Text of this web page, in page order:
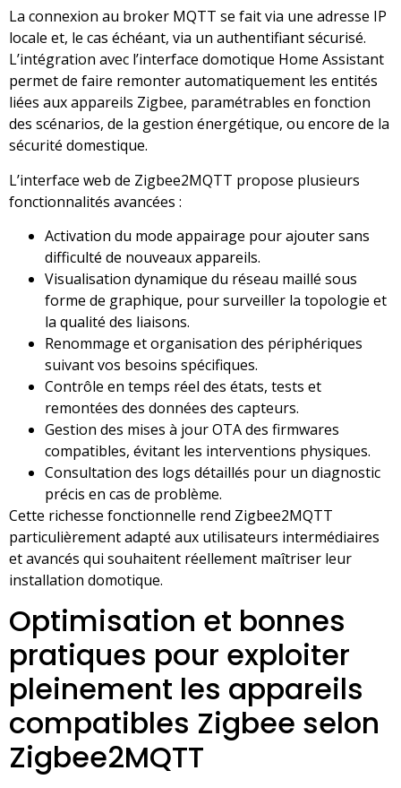
La connexion au broker MQTT se fait via une adresse IP
locale et, le cas échéant, via un authentifiant sécurisé.
L’intégration avec l’interface domotique Home Assistant
permet de faire remonter automatiquement les entités
liées aux appareils Zigbee, paramétrables en fonction
des scénarios, de la gestion énergétique, ou encore de la
sécurité domestique.
L’interface web de Zigbee2MQTT propose plusieurs
fonctionnalités avancées :
Activation du mode appairage pour ajouter sans
difficulté de nouveaux appareils.
Visualisation dynamique du réseau maillé sous
forme de graphique, pour surveiller la topologie et
la qualité des liaisons.
Renommage et organisation des périphériques
suivant vos besoins spécifiques.
Contrôle en temps réel des états, tests et
remontées des données des capteurs.
Gestion des mises à jour OTA des firmwares
compatibles, évitant les interventions physiques.
Consultation des logs détaillés pour un diagnostic
précis en cas de problème.
Cette richesse fonctionnelle rend Zigbee2MQTT
particulièrement adapté aux utilisateurs intermédiaires
et avancés qui souhaitent réellement maîtriser leur
installation domotique.
Optimisation et bonnes
pratiques pour exploiter
pleinement les appareils
compatibles Zigbee selon
Zigbee2MQTT